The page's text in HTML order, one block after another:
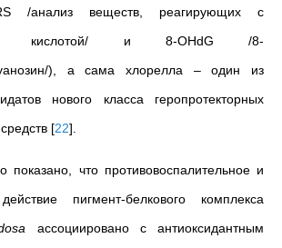
/анализ веществ, реагирующих с
кислотой/ и 8-OHdG /8-
), а сама хлорелла – один из
нового класса геропротекторных
[22]
показано, что противовоспалительное и
пигмент-белкового комплекса
ассоциировано с антиоксидантным